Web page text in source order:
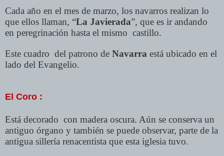
Cada año en el mes de marzo, los navarros realizan lo
que ellos llaman, “La Javierada”, que es ir andando
en peregrinación hasta el mismo castillo.
Este cuadro del patrono de Navarra está ubicado en el
lado del Evangelio.
El Coro :
Está decorado con madera oscura. Aún se conserva un
antiguo órgano y también se puede observar, parte de la
antigua sillería renacentista que esta iglesia tuvo.